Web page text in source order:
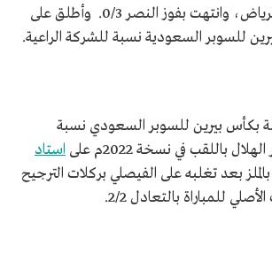
فهد الدولي بمدينة الرياض، وانتهت بفوز النصر 0/3. وأطلق على
للسوبر السعودية نسبة للشركة الراعية.
بكأس بيرين للسوبر السعودي نسبة
باللقب في نسخة 2022م على
استاد
بالملز بعد تغلبه على الفيصلي بركلات الترجيح